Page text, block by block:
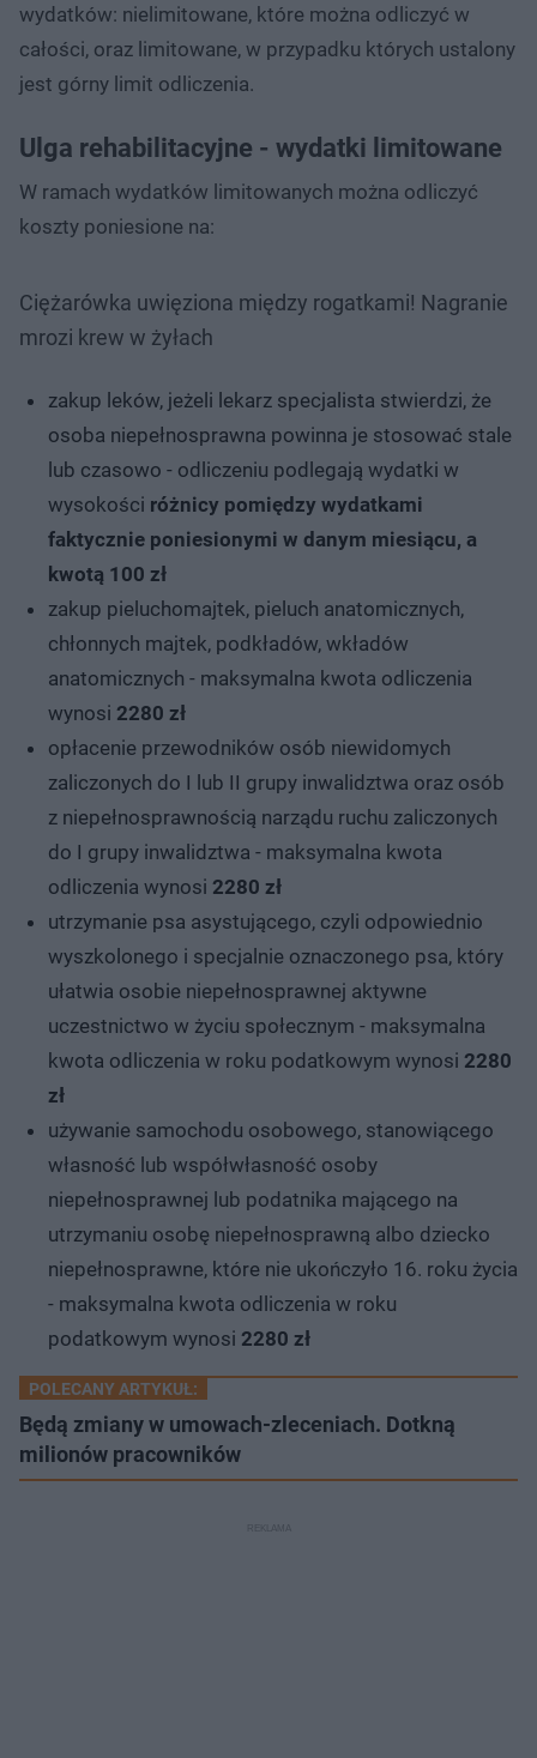
wydatków: nielimitowane, które można odliczyć w
całości, oraz limitowane, w przypadku których ustalony
jest górny limit odliczenia.
Ulga rehabilitacyjne - wydatki limitowane
W ramach wydatków limitowanych można odliczyć
koszty poniesione na:
Ciężarówka uwięziona między rogatkami! Nagranie
mrozi krew w żyłach
zakup leków, jeżeli lekarz specjalista stwierdzi, że
osoba niepełnosprawna powinna je stosować stale
lub czasowo - odliczeniu podlegają wydatki w
wysokości różnicy pomiędzy wydatkami
faktycznie poniesionymi w danym miesiącu, a
kwotą 100 zł
zakup pieluchomajtek, pieluch anatomicznych,
chłonnych majtek, podkładów, wkładów
anatomicznych - maksymalna kwota odliczenia
wynosi 2280 zł
opłacenie przewodników osób niewidomych
zaliczonych do I lub II grupy inwalidztwa oraz osób
z niepełnosprawnością narządu ruchu zaliczonych
do I grupy inwalidztwa - maksymalna kwota
odliczenia wynosi 2280 zł
utrzymanie psa asystującego, czyli odpowiednio
wyszkolonego i specjalnie oznaczonego psa, który
ułatwia osobie niepełnosprawnej aktywne
uczestnictwo w życiu społecznym - maksymalna
kwota odliczenia w roku podatkowym wynosi 2280
zł
używanie samochodu osobowego, stanowiącego
własność lub współwłasność osoby
niepełnosprawnej lub podatnika mającego na
utrzymaniu osobę niepełnosprawną albo dziecko
niepełnosprawne, które nie ukończyło 16. roku życia
- maksymalna kwota odliczenia w roku
podatkowym wynosi 2280 zł
POLECANY ARTYKUŁ:
Będą zmiany w umowach-zleceniach. Dotkną
milionów pracowników